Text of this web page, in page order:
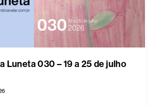
Luneta 030 – 19 a 25 de julho